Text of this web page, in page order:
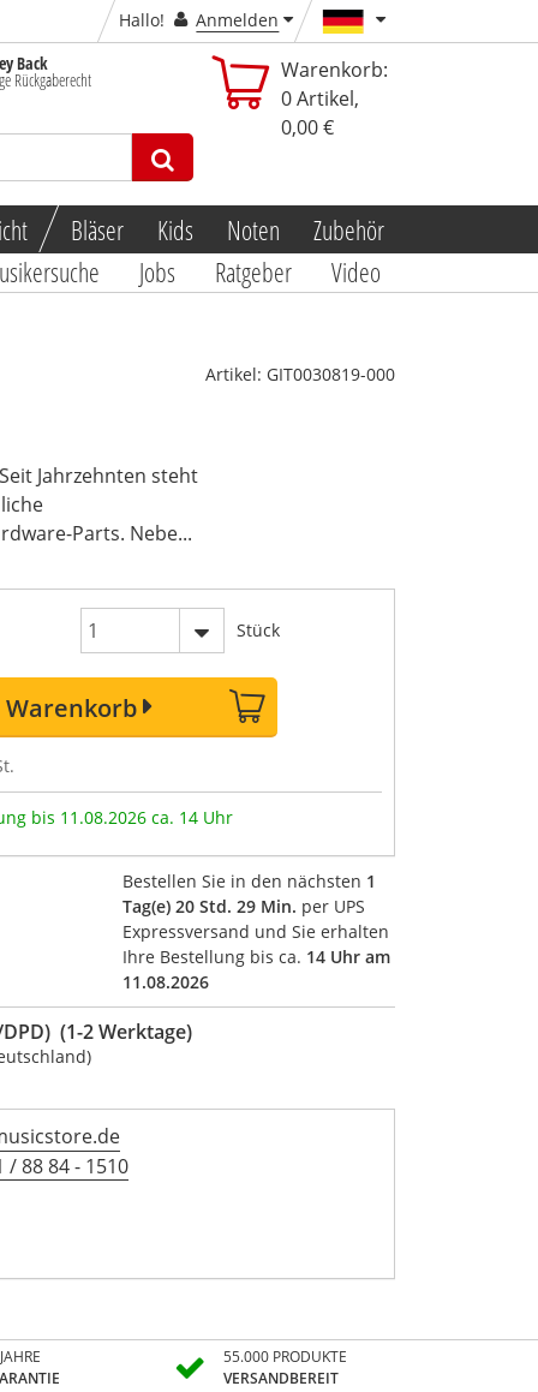
Hallo!
Anmelden
Back
Rückgaberecht
Warenkorb:
0 Artikel,
0,00 €
Bläser Kids Noten
Zubehör
Jobs Ratgeber Video
Artikel: GIT0030819-000
Jahrzehnten steht
Parts. Nebe...
Stück
bis 11.08.2026 ca. 14 Uhr
Bestellen Sie in den nächsten 1
Tag(e) 20 Std. 29 Min. per UPS
Expressversand und Sie erhalten
Ihre Bestellung bis ca. 14 Uhr am
11.08.2026
(1-2 Werktage)
/ 88 84 - 1510
55.000 PRODUKTE
VERSANDBEREIT